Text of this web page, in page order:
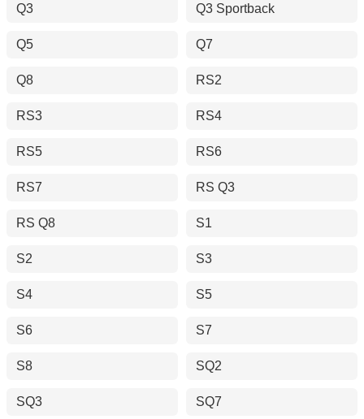
Q3 Q3 Sportback
Q5 Q7
Q8 RS2
RS3 RS4
RS5 RS6
RS7 RS Q3
RS Q8 S1
S2 S3
S4 S5
S6 S7
S8 SQ2
SQ3 SQ7